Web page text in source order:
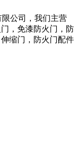
公司，我们主营
，免漆防火门，防
缩门，防火门配件